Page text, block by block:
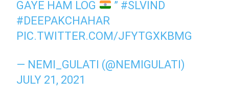
GAYE HAM LOG ” #SLVIND
#DEEPAKCHAHAR
PIC.TWITTER.COM/JFYTGXKBMG
— NEMI_GULATI (@NEMIGULATI)
JULY 21, 2021